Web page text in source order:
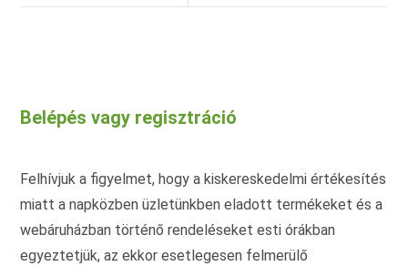
Belépés vagy regisztráció
Felhívjuk a figyelmet, hogy a kiskereskedelmi értékesítés
miatt a napközben üzletünkben eladott termékeket és a
webáruházban történő rendeléseket esti órákban
egyeztetjük, az ekkor esetlegesen felmerülő